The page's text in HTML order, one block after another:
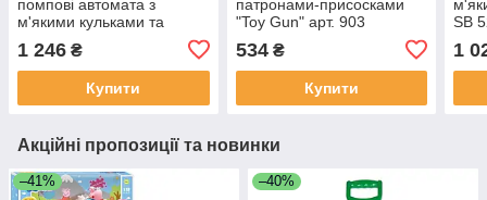
помпові автомата з
м'якими кульками та
мішень СИНІЙ арт. YG 01
P
1 246 ₴
Купити
патронами-присосками
"Toy Gun" арт. 903
534₴
Купити
SB
1
Акційні пропозиції та новинки
–41% –40%